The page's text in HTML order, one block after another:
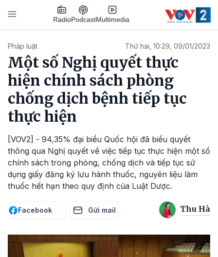
Nhảy đến nội dung
RadioPodcastMultimedia
Pháp luật Thứ hai, 10:29, 09/01/2023
Một số Nghị quyết thực
hiện chính sách phòng
chống dịch bệnh tiếp tục
thực hiện
[VOV2] - 94,35% đại biểu Quốc hội đã biểu quyết
thông qua Nghị quyết về việc tiếp tục thực hiện một số
chính sách trong phòng, chống dịch và tiếp tục sử
dụng giấy đăng ký lưu hành thuốc, nguyên liệu làm
thuốc hết hạn theo quy định của Luật Dược.
Facebook Gửi mail Thu Hà